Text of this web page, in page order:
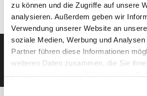
zu können und die Zugriffe auf unsere
analysieren. Außerdem geben wir
Verwendung unserer Website an
soziale Medien, Werbung und
Partner führen diese Informationen
weiteren Daten zusammen, die Sie
Einwilligungsauswahl
KOSTENLOSE